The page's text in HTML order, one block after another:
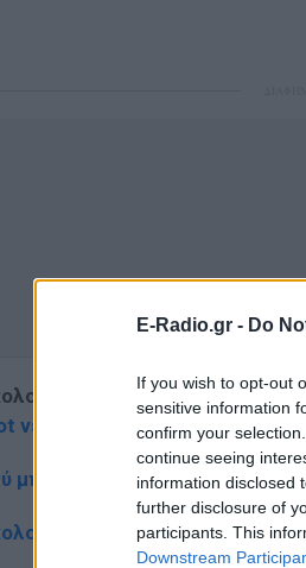
E-Radio.gr - Do
If you wish to opt-out
sensitive information
confirm your
continue seeing
information disclosed
further disclosure of
participants. This
Downstream
το E-Radio.gr στο
νέα
μπήκες στο E-Daily.gr; Τα νέα
το E-Radio.gr και